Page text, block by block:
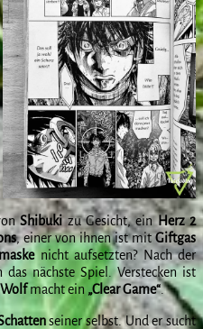
Shibukizu Gesicht, einHerz 2
, einer von ihnen ist mit Giftgas
nicht aufsetzten? Nach der
nächste Spiel. Verstecken ist
Wolfmacht ein „Clear Game“.
seiner selbst. Und er sucht